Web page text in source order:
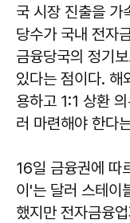
국 시장 진출을 가
당수가 국내 전자
금융당국의 정기
있다는 점이다. 해
용하고 1:1 상환
러 마련해야 한다
16일 금융권에 따
이'는 달러 스테이
했지만 전자금융